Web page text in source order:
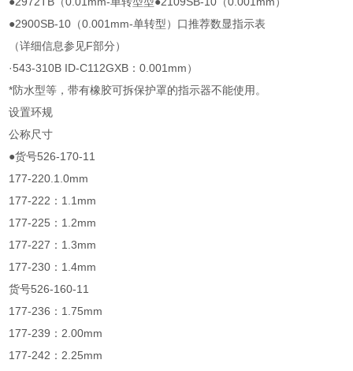
●2900SB-10（0.001mm-单转型）口推荐数显指示表
（详细信息参见F部分）
·543-310B ID-C112GXB：0.001mm）
*防水型等，带有橡胶可拆保护罩的指示器不能使用。
设置环规
公称尺寸
●货号526-170-11
177-220.1.0mm
177-222：1.1mm
177-225：1.2mm
177-227：1.3mm
177-230：1.4mm
货号526-160-11
177-236：1.75mm
177-239：2.00mm
177-242：2.25mm